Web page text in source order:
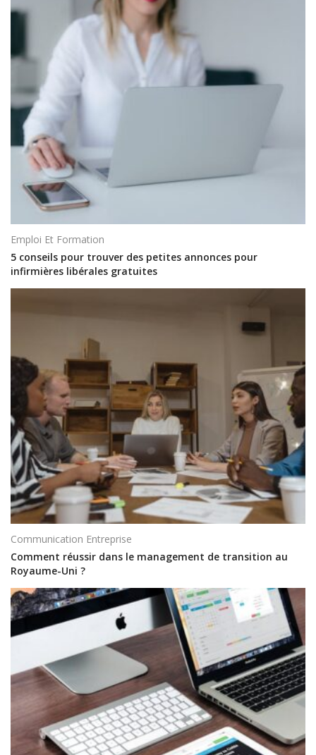
Emploi Et Formation
5 conseils pour trouver des petites annonces pour
infirmières libérales gratuites
Communication Entreprise
Comment réussir dans le management de transition au
Royaume-Uni ?